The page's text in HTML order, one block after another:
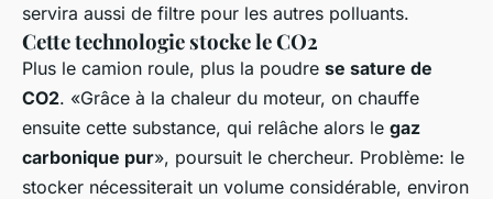
servira aussi de filtre pour les autres polluants.
Cette technologie stocke le CO2
Plus le camion roule, plus la poudre se sature de
CO2. «Grâce à la chaleur du moteur, on chauffe
ensuite cette substance, qui relâche alors le gaz
carbonique pur», poursuit le chercheur. Problème: le
stocker nécessiterait un volume considérable, environ